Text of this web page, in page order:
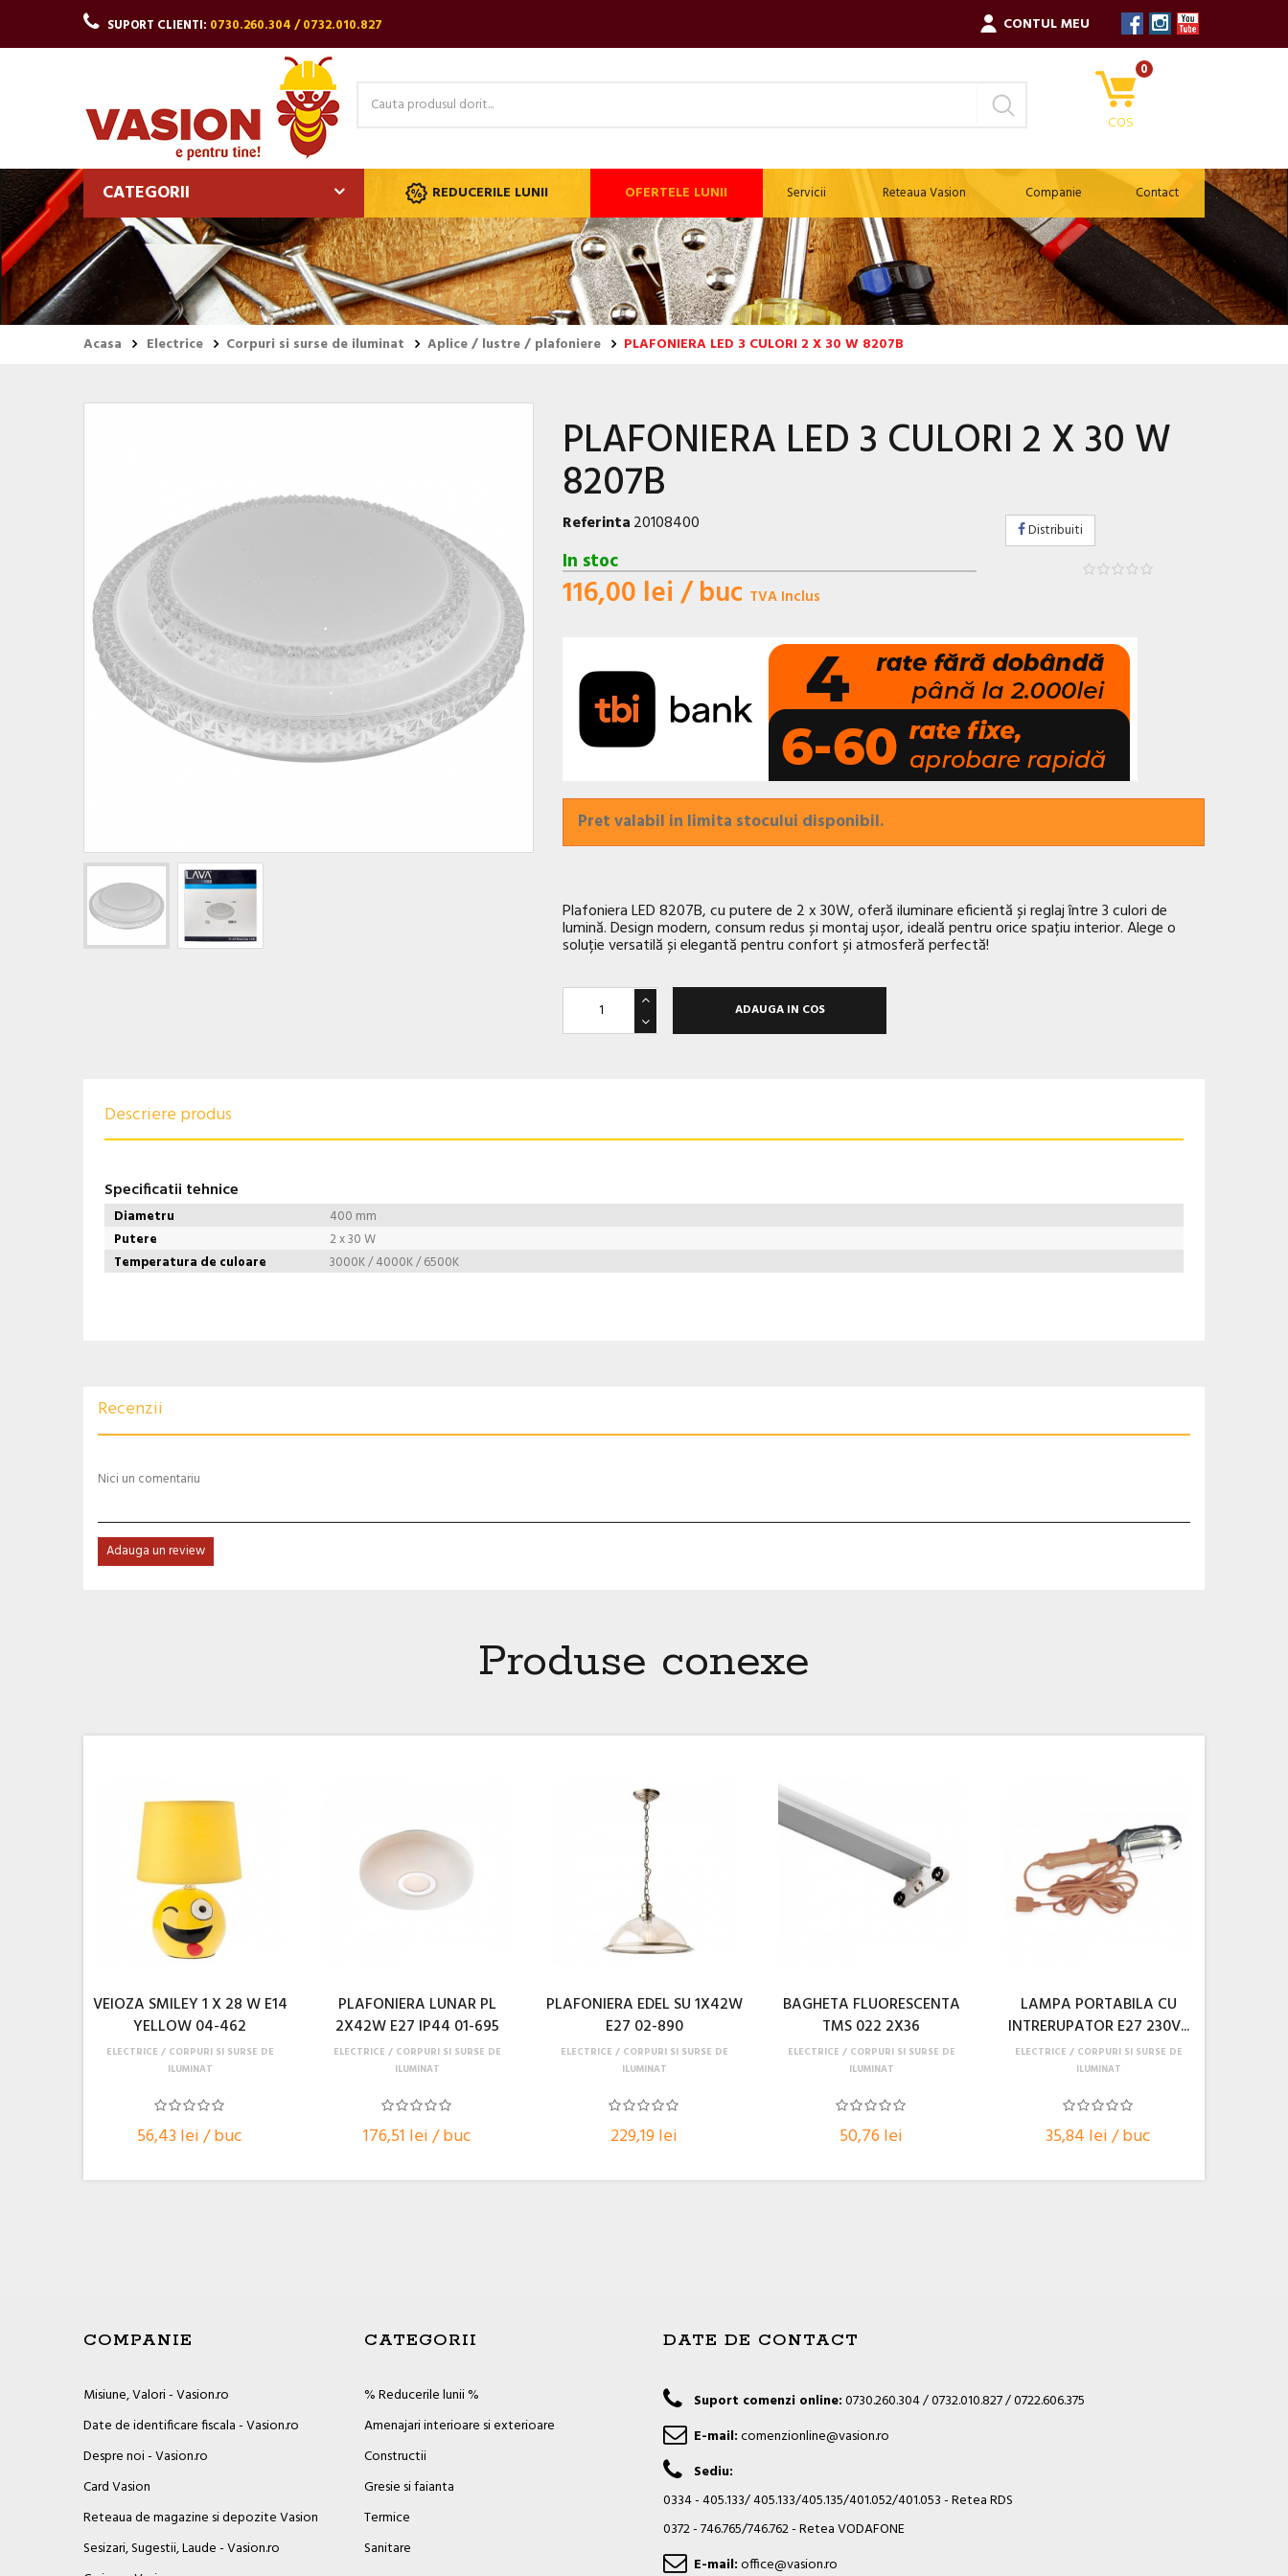
SUPORT CLIENTI: 0730.260.304 / 0732.010.827 CONTUL MEU
0
COS
CATEGORII REDUCERILE LUNII OFERTELE LUNII Servicii Reteaua Vasion Companie Contact
Acasa Electrice Corpuri si surse de iluminat Aplice / lustre / plafoniere PLAFONIERA LED 3 CULORI 2 X 30 W 8207B
PLAFONIERA LED 3 CULORI 2 X 30 W
8207B
Referinta20108400
In stoc
116,00 lei / buc TVA Inclus
Distribuiti
Pret valabil in limita stocului disponibil.
Plafoniera LED 8207B, cu putere de 2 x 30W, oferă iluminare eficientă și reglaj între 3 culori de
lumină. Design modern, consum redus și montaj ușor, ideală pentru orice spațiu interior. Alege o
soluție versatilă și elegantă pentru confort și atmosferă perfectă!
ADAUGA IN COS
Descriere produs
Specificatii tehnice
Diametru
400 mm
Putere
2 x 30 W
Temperatura de culoare
3000K / 4000K / 6500K
Recenzii
Nici un comentariu
Adauga un review
Produse conexe
VEIOZA SMILEY 1 X 28 W E14
YELLOW 04-462
56,43 lei / buc
ELECTRICE
CORPURI SI SURSE DE
ILUMINAT
PLAFONIERA LUNAR PL
2X42W E27 IP44 01-695
176,51 lei / buc
ELECTRICE
CORPURI SI SURSE DE
ILUMINAT
PLAFONIERA EDEL SU 1X42W
E27 02-890
229,19 lei
ELECTRICE
CORPURI SI SURSE DE
ILUMINAT
BAGHETA FLUORESCENTA
TMS 022 2X36
50,76 lei
ELECTRICE
CORPURI SI SURSE DE
ILUMINAT
LAMPA PORTABILA CU
INTRERUPATOR E27 230V...
35,84 lei / buc
ELECTRICE
CORPURI SI SURSE DE
ILUMINAT
COMPANIE
Misiune, Valori - Vasion.ro
Date de identificare fiscala - Vasion.ro
Despre noi - Vasion.ro
Card Vasion
Reteaua de magazine si depozite Vasion
Sesizari, Sugestii, Laude - Vasion.ro
CATEGORII
% Reducerile lunii %
Amenajari interioare si exterioare
Constructii
Gresie si faianta
Termice
Sanitare
DATE DE CONTACT
Suport comenzi online:0730.260.304 / 0732.010.827 / 0722.606.375
E-mail:comenzionline@vasion.ro
Sediu:
0334 - 405.133/ 405.133/405.135/401.052/401.053 - Retea RDS
0372 - 746.765/746.762 - Retea VODAFONE
E-mail:office@vasion.ro